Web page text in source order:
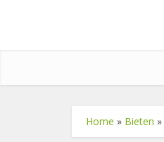
Home » Bieten »